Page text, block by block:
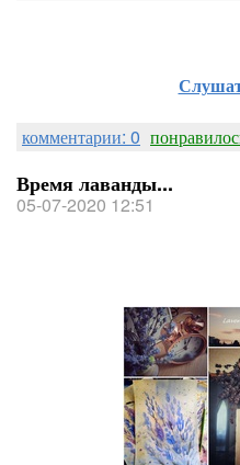
комментарии: 0
Время лаванды...
05-07-2020 12:51